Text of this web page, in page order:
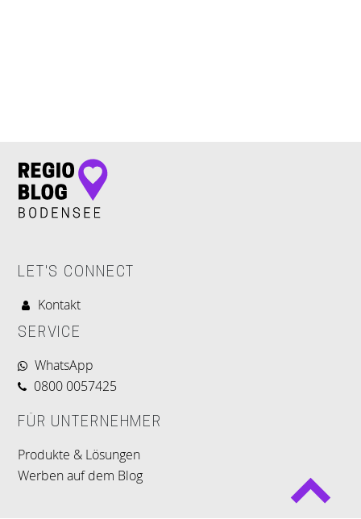
LET'S CONNECT
Kontakt
SERVICE
WhatsApp
0800 0057425
FÜR UNTERNEHMER
Produkte & Lösungen
Werben auf dem Blog